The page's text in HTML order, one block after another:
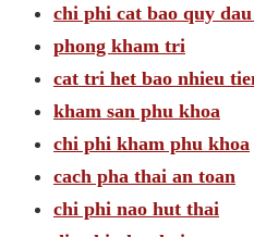
chi phi cat bao quy
phong kham tri
cat tri het bao nhieu
kham san phu khoa
chi phi kham phu khoa
cach pha thai an toan
chi phi nao hut thai